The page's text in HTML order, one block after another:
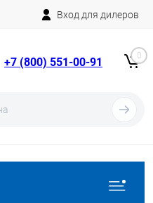
Вход для дилеров
+7 (800) 551-00-91 0